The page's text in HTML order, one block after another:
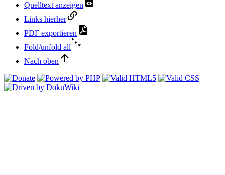
Quelltext anzeigen
Links hierher
PDF exportieren
Fold/unfold all
Nach oben